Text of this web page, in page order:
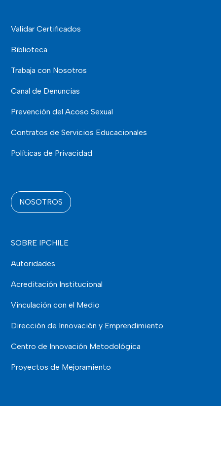
Validar Certificados
Biblioteca
Trabaja con Nosotros
Canal de Denuncias
Prevención del Acoso Sexual
Contratos de Servicios Educacionales
Políticas de Privacidad
NOSOTROS
SOBRE IPCHILE
Autoridades
Acreditación Institucional
Vinculación con el Medio
Dirección de Innovación y Emprendimiento
Centro de Innovación Metodológica
Proyectos de Mejoramiento